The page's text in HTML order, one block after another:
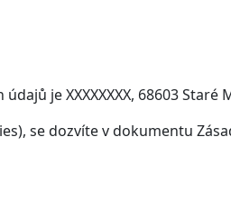
je XXXXXXXX, 68603 Staré
se dozvíte v dokumentu